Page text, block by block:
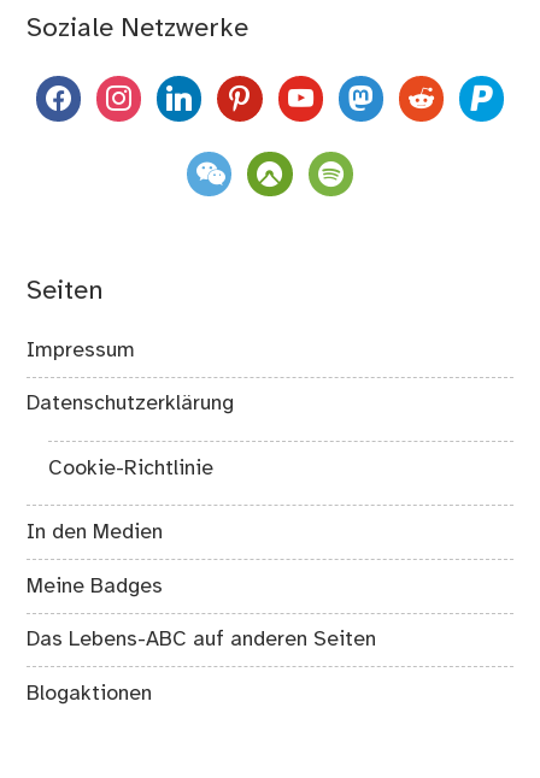
Soziale Netzwerke
facebookinstagramlinkedinpinterestyoutubemastodon
reddit paypal
weixin komootspotify
Seiten
Impressum
Datenschutzerklärung
Cookie-Richtlinie
In den Medien
Meine Badges
Das Lebens-ABC auf anderen Seiten
Blogaktionen